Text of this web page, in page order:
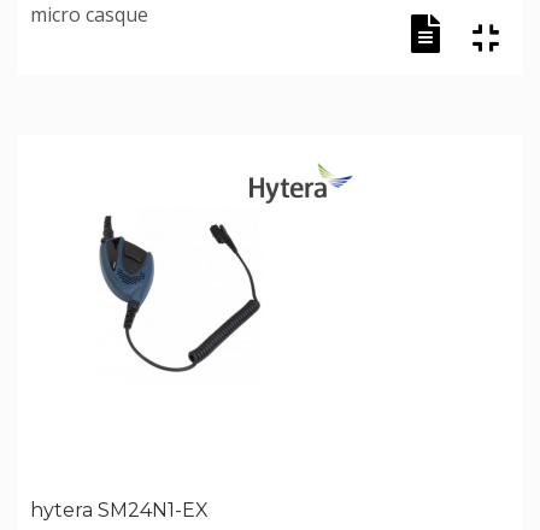
micro casque
hytera SM24N1-EX